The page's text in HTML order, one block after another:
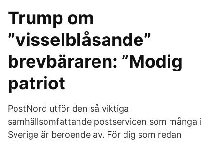
Trump om
”visselblåsande”
brevbäraren: ”Modig
patriot
PostNord utför den så viktiga
samhällsomfattande postservicen som många i
Sverige är beroende av. För dig som redan